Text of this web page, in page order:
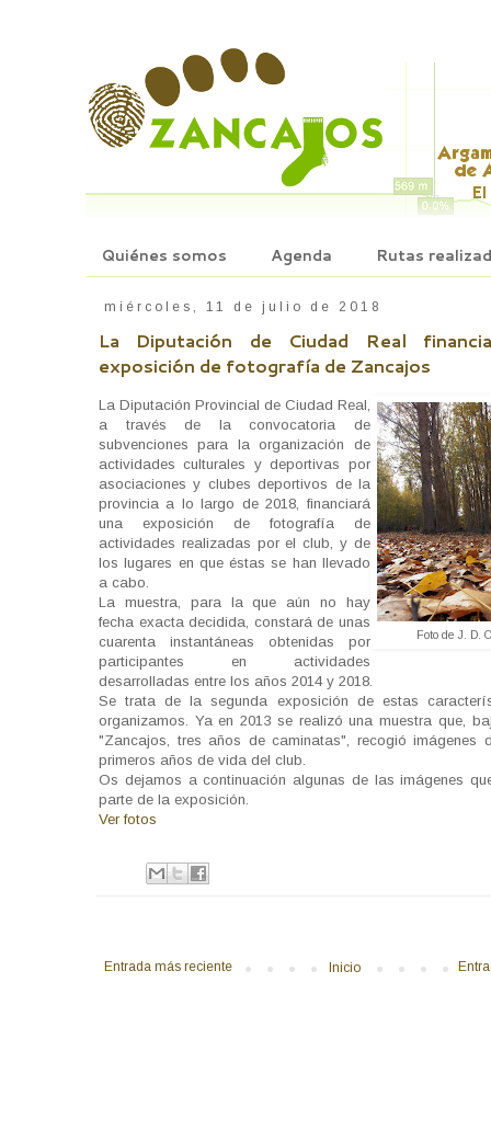
Quiénes somos Agenda Rutas
miércoles, 11 de julio de 2018
La Diputación de Ciudad Real
exposición de fotografía de Zancajos
Foto de J. D.
La Diputación Provincial de Ciudad Real,
a través de la convocatoria de
subvenciones para la organización de
actividades culturales y deportivas por
asociaciones y clubes deportivos de la
provincia a lo largo de 2018, financiará
una exposición de fotografía de
actividades realizadas por el club, y de
los lugares en que éstas se han llevado
a cabo.
La muestra, para la que aún no hay
fecha exacta decidida, constará de unas
cuarenta instantáneas obtenidas por
participantes en actividades
desarrolladas entre los años 2014 y 2018.
Se trata de la segunda exposición de estas
organizamos. Ya en 2013 se realizó una muestra que,
"Zancajos, tres años de caminatas", recogió imágenes
primeros años de vida del club.
Os dejamos a continuación algunas de las imágenes
parte de la exposición.
Ver fotos
Entrada más reciente Inicio